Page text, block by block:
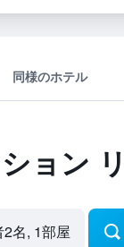
同様のホテル
ョン
名, 1​部屋